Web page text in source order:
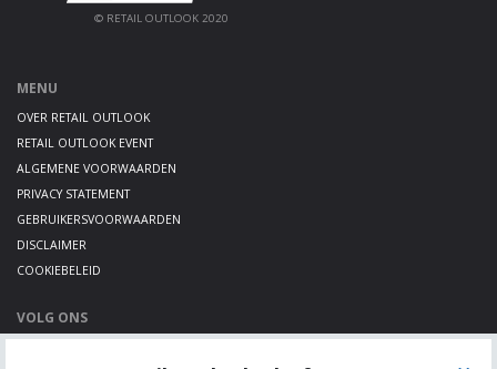
© RETAIL OUTLOOK 2020
MENU
OVER RETAIL OUTLOOK
RETAIL OUTLOOK EVENT
ALGEMENE VOORWAARDEN
PRIVACY STATEMENT
GEBRUIKERSVOORWAARDEN
DISCLAIMER
COOKIEBELEID
VOLG ONS